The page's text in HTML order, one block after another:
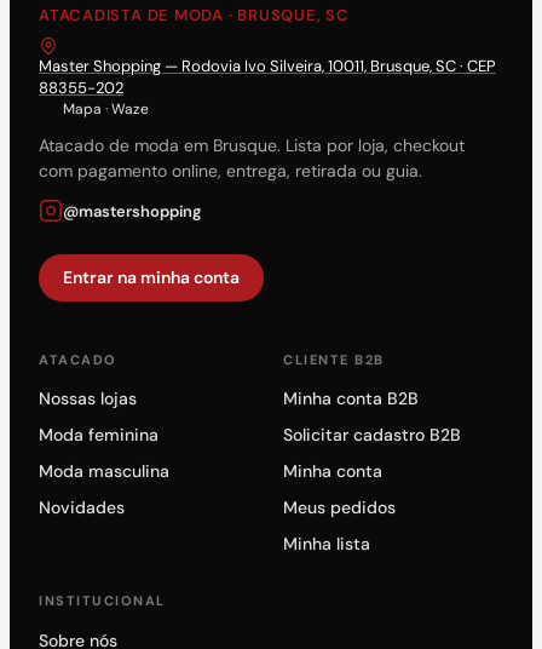
ATACADISTA DE MODA · BRUSQUE, SC
Master Shopping — Rodovia Ivo Silveira, 10011, Brusque, SC · CEP
88355-202
Mapa ·Waze
Atacado de moda em Brusque. Lista por loja, checkout
com pagamento online, entrega, retirada ou guia.
@mastershopping
Entrar na minha conta
ATACADO
Nossas lojas
Moda feminina
Moda masculina
Novidades
CLIENTE B2B
Minha conta B2B
Solicitar cadastro B2B
Minha conta
Meus pedidos
Minha lista
INSTITUCIONAL
Sobre nós